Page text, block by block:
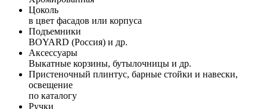
Цоколь
в цвет фасадов или корпуса
Подъемники
BOYARD (Россия) и др.
Аксессуары
Выкатные корзины, бутылочницы и др.
Пристеночный плинтус, барные стойки и навески,
освещение
по каталогу
Ручки